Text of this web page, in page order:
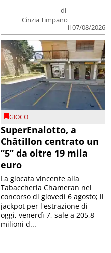
di
Cinzia Timpano
il 07/08/2026
GIOCO
SuperEnalotto, a
Châtillon centrato un
“5” da oltre 19 mila
euro
La giocata vincente alla
Tabaccheria Chameran nel
concorso di giovedì 6 agosto; il
jackpot per l'estrazione di
oggi, venerdì 7, sale a 205,8
milioni d...